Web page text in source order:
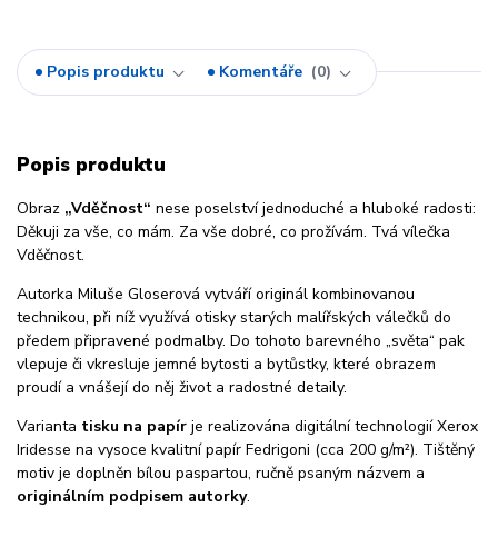
Popis produktu Komentáře 0
Popis produktu
Obraz „Vděčnost“ nese poselství jednoduché a hluboké radosti:
Děkuji za vše, co mám. Za vše dobré, co prožívám. Tvá vílečka
Vděčnost.
Autorka Miluše Gloserová vytváří originál kombinovanou
technikou, při níž využívá otisky starých malířských válečků do
předem připravené podmalby. Do tohoto barevného „světa“ pak
vlepuje či vkresluje jemné bytosti a bytůstky, které obrazem
proudí a vnášejí do něj život a radostné detaily.
Varianta tisku na papír je realizována digitální technologií Xerox
Iridesse na vysoce kvalitní papír Fedrigoni (cca 200 g/m²). Tištěný
motiv je doplněn bílou paspartou, ručně psaným názvem a
originálním podpisem autorky.